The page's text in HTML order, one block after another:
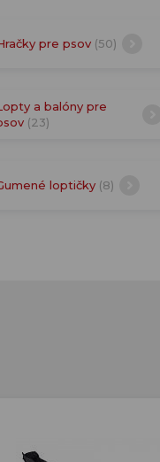
pre psov (50)
a balóny pre
(23)
loptičky (8)